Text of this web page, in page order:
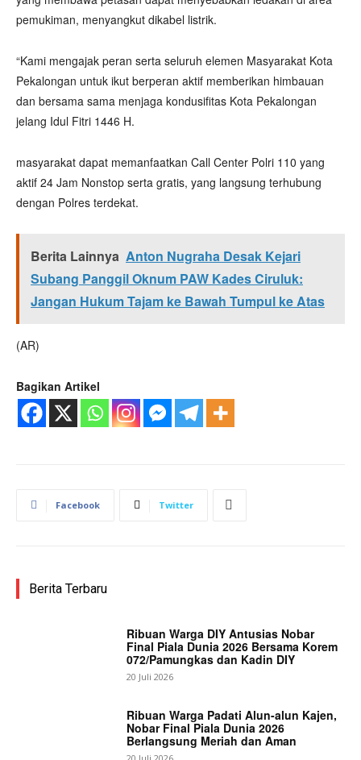
pemukiman, menyangkut dikabel listrik.
“Kami mengajak peran serta seluruh elemen Masyarakat Kota
Pekalongan untuk ikut berperan aktif memberikan himbauan
dan bersama sama menjaga kondusifitas Kota Pekalongan
jelang Idul Fitri 1446 H.
masyarakat dapat memanfaatkan Call Center Polri 110 yang
aktif 24 Jam Nonstop serta gratis, yang langsung terhubung
dengan Polres terdekat.
Berita Lainnya Anton Nugraha Desak Kejari
Subang Panggil Oknum PAW Kades Ciruluk:
Jangan Hukum Tajam ke Bawah Tumpul ke Atas
(AR)
Bagikan Artikel
Facebook Twitter
Berita Terbaru
Ribuan Warga DIY Antusias Nobar
Final Piala Dunia 2026 Bersama Korem
072/Pamungkas dan Kadin DIY
20 Juli 2026
Ribuan Warga Padati Alun-alun Kajen,
Nobar Final Piala Dunia 2026
Berlangsung Meriah dan Aman